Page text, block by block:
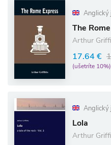
Anglický
The
Arthur
17.64 €
(ušetríte 10%)
Anglický
Lola
Arthur